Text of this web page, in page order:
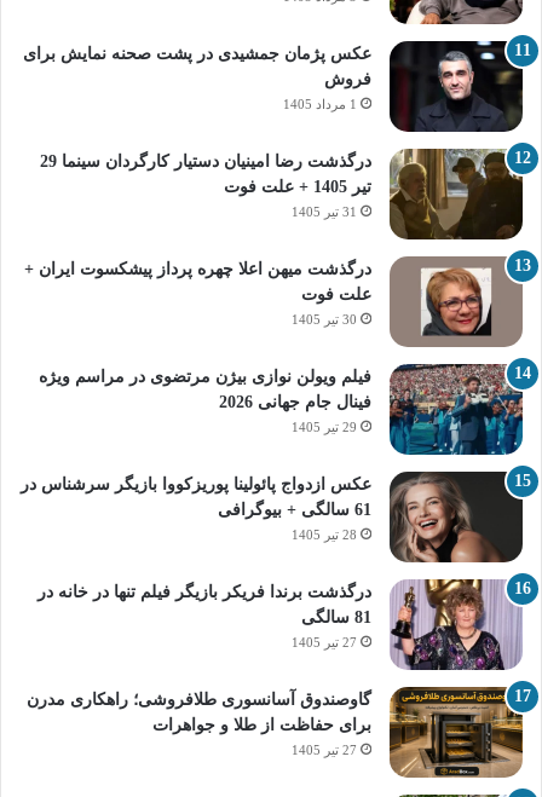
عکس پژمان جمشیدی در پشت صحنه نمایش برای
فروش
1 مرداد 1405
درگذشت رضا امینیان دستیار کارگردان سینما 29
تیر 1405 + علت فوت
31 تیر 1405
درگذشت میهن اعلا چهره پرداز پیشکسوت ایران +
علت فوت
30 تیر 1405
فیلم ویولن نوازی بیژن مرتضوی در مراسم ویژه
فینال جام جهانی 2026
29 تیر 1405
عکس ازدواج پائولینا پوریزکووا بازیگر سرشناس در
61 سالگی + بیوگرافی
28 تیر 1405
درگذشت برندا فریکر بازیگر فیلم تنها در خانه در
81 سالگی
27 تیر 1405
گاوصندوق آسانسوری طلافروشی؛ راهکاری مدرن
برای حفاظت از طلا و جواهرات
27 تیر 1405